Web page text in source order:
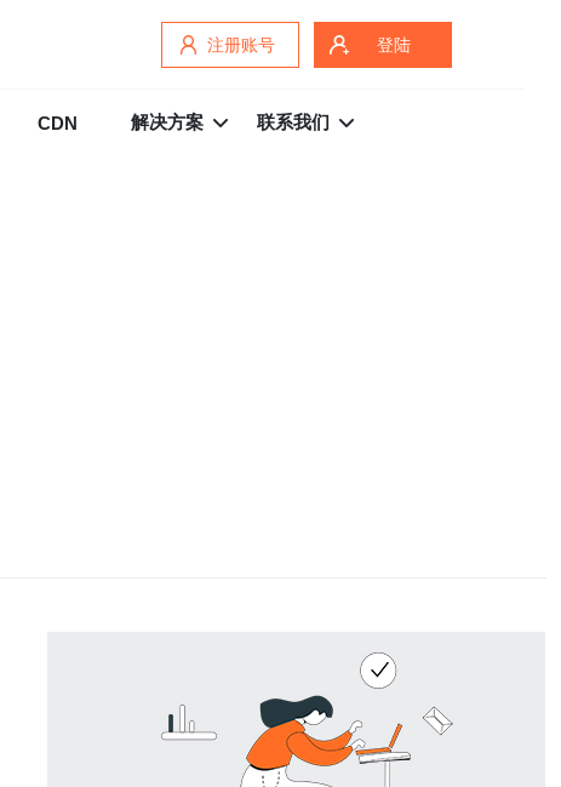
注册账号 登陆
CDN 解决方案 联系我们